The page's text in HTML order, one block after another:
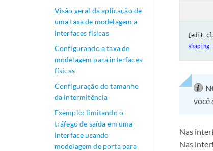
Visão geral da aplicação de
uma taxa de modelagem a
interfaces físicas
Configurando a taxa de
modelagem para interfaces
físicas
Configuração do tamanho
da intermitência
Exemplo: limitando o
tráfego de saída em uma
interface usando
modelagem de porta para
[edit
você
Nas
Nas